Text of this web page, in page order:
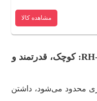
مشاهده کالا
موتور برق بنزینی رونیکس RH-4781: کوچک، قدرتمند و
محدود می‌شود، داشتن